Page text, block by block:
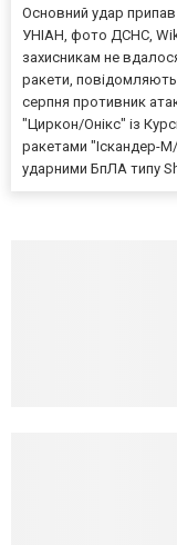
Основний удар
УНІАН, фото ДСНС,
захисникам не
ракети, повідомляють
серпня противник
"Циркон/Онікс" із
ракетами "Іскандер-М/
ударними БпЛА типу